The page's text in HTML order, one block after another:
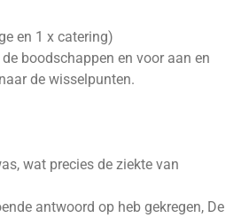
en 1 x catering)
boodschappen en voor aan en
de wisselpunten.
wat precies de ziekte van
antwoord op heb gekregen, De